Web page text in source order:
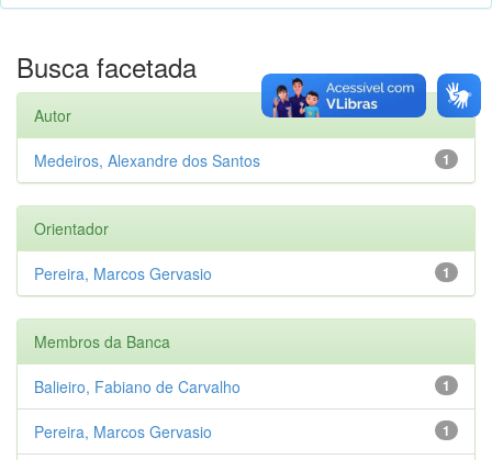
Busca facetada
Autor
1
Medeiros, Alexandre dos Santos
Orientador
1
Pereira, Marcos Gervasio
Membros da Banca
1
Balieiro, Fabiano de Carvalho
1
Pereira, Marcos Gervasio